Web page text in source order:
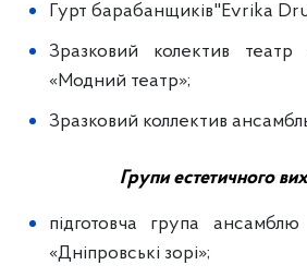
Гурт барабанщиків"Evrika
Зразковий колектив
«Модний театр»;
Зразковий коллектив
Групи естетичного
підготовча група
«Дніпровські зорі»;